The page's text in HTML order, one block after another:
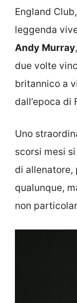
England
leggenda
Andy Murray
due volte
britannico a
dall’epoca di
Uno
scorsi mesi
di allenatore,
qualunque,
non